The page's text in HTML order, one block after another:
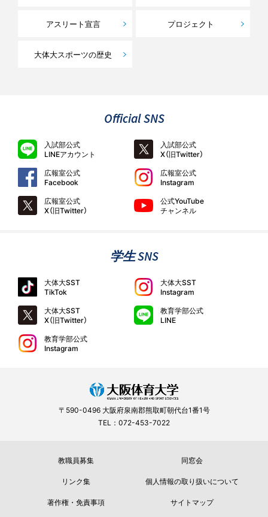
アスリート宣言 プロジェクト
大体大スポーツの歴史
Official SNS
入試部公式
LINEアカウント
入試部公式
X（旧Twitter）
広報室公式
Facebook
広報室公式
Instagram
広報室公式
X（旧Twitter）
公式YouTube
チャンネル
学生 SNS
大体大SST
TikTok
大体大SST
Instagram
大体大SST
X（旧Twitter）
教育学部公式
LINE
教育学部公式
Instagram
〒590-0496 大阪府泉南郡熊取町朝代台1番1号
TEL：072-453-7022
教職員募集
同窓会
リンク集
個人情報の取り扱いについて
著作権・免責事項
サイトマップ